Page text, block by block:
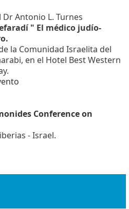
Antonio L. Turnes
" El médico judío-
la Comunidad Israelita del
en el Hotel Best Western
Conference on
- Israel.